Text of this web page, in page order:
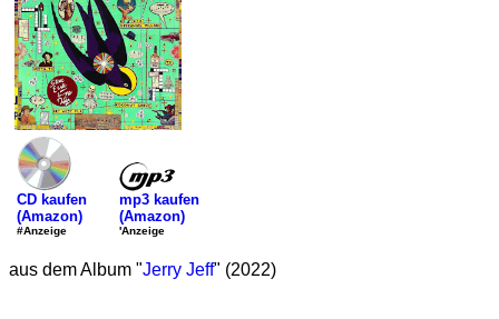
CD kaufen
(Amazon)
#Anzeige
mp3 kaufen
(Amazon)
'Anzeige
aus dem Album "Jerry Jeff" (2022)